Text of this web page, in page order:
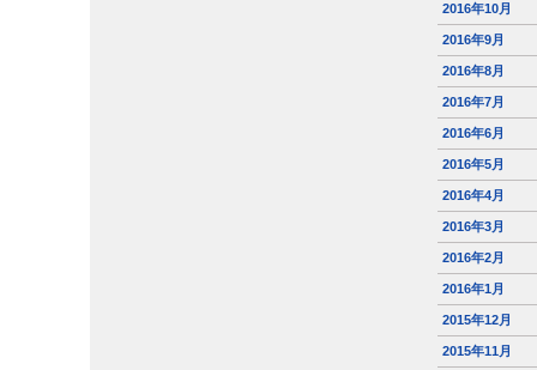
2016年10月
2016年9月
2016年8月
2016年7月
2016年6月
2016年5月
2016年4月
2016年3月
2016年2月
2016年1月
2015年12月
2015年11月